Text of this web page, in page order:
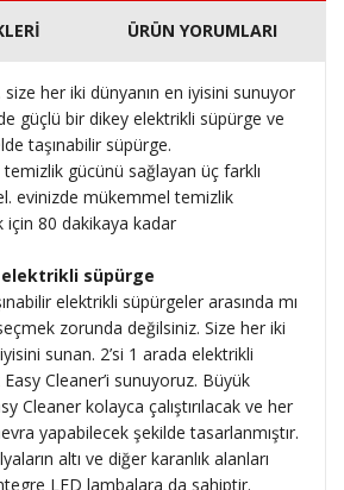
ÜRÜN YORUMLARI
her iki dünyanın en iyisini sunuyor
güçlü bir dikey elektrikli süpürge ve
taşınabilir süpürge.
temizlik gücünü sağlayan üç farklı
evinizde mükemmel temizlik
için 80 dakikaya kadar
elektrikli süpürge
elektrikli süpürgeler arasında mı
zorunda değilsiniz. Size her iki
sunan. 2’si 1 arada elektrikli
Cleaner’i sunuyoruz. Büyük
Cleaner kolayca çalıştırılacak ve her
yapabilecek şekilde tasarlanmıştır.
altı ve diğer karanlık alanları
LED lambalara da sahiptir.